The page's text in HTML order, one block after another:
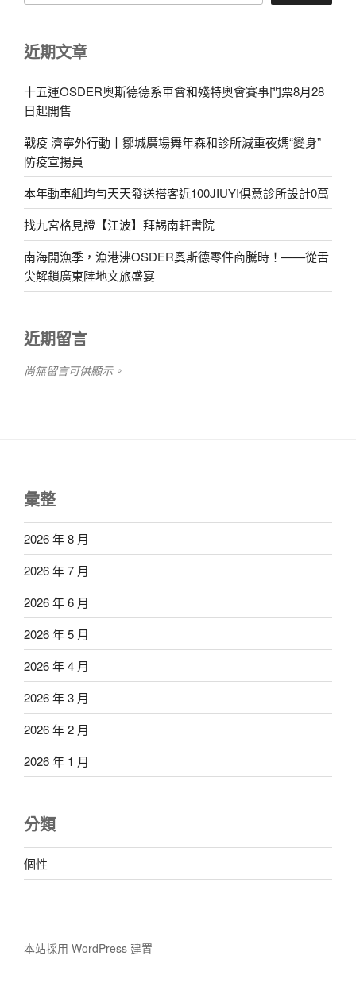
近期文章
十五運OSDER奧斯德德系車會和殘特奧會賽事門票8月28
日起開售
戰疫 濟寧外行動丨鄒城廣場舞年森和診所減重夜媽“變身”
防疫宣揚員
本年動車組均勻天天發送搭客近100JIUYI俱意診所設計0萬
找九宮格見證【江波】拜謁南軒書院
南海開漁季，漁港沸OSDER奧斯德零件商騰時！——從舌
尖解鎖廣東陸地文旅盛宴
近期留言
尚無留言可供顯示。
彙整
2026 年 8 月
2026 年 7 月
2026 年 6 月
2026 年 5 月
2026 年 4 月
2026 年 3 月
2026 年 2 月
2026 年 1 月
分類
個性
本站採用 WordPress 建置